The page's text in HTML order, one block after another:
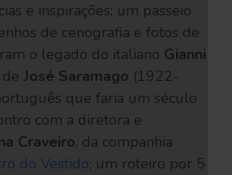
e inspirações; um passeio
de cenografia e fotos de
o legado do italiano Gianni
José Saramago (1922-
que faria um século
com a diretora e
Craveiro, da companhia
do Vestido; um roteiro por 5